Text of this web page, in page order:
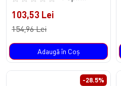
103,53 Lei
154,96 Lei
Adaugă în Coş
-28.5%